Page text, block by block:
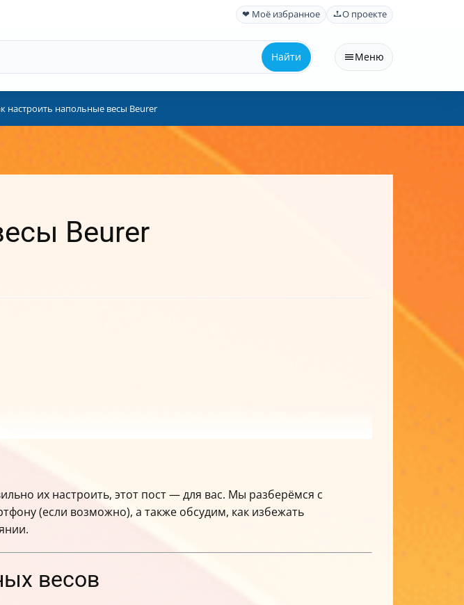
❤ Моё избранное О проекте
Найти Меню
настроить напольные весы Beurer
Beurer
их настроить, этот пост — для вас. Мы разберёмся с
(если возможно), а также обсудим, как избежать
весов